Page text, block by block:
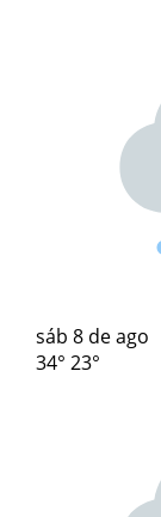
sáb 8 de ago
34° 23°